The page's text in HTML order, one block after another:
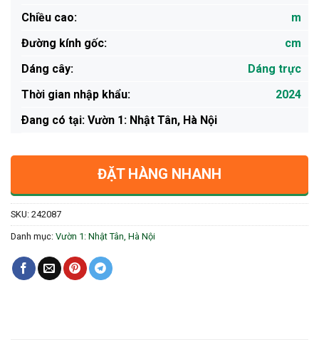
Chiều cao:
m
Đường kính gốc:
cm
Dáng cây:
Dáng trực
Thời gian nhập khẩu:
2024
Ðang có tại: Vườn 1: Nhật Tân, Hà Nội
ĐẶT HÀNG NHANH
SKU: 242087
Danh mục: Vườn 1: Nhật Tân, Hà Nội